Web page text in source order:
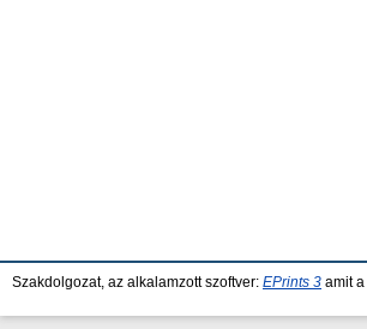
Szakdolgozat, az alkalamzott szoftver: EPrints 3 amit a